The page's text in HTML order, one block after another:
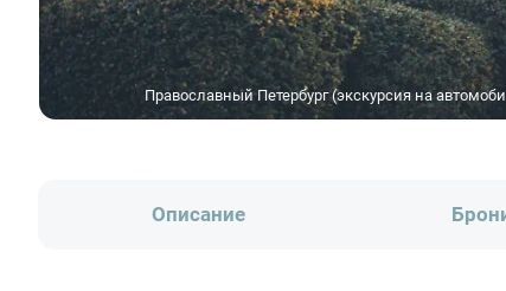
Православный Петербург (экскурсия на
Описание